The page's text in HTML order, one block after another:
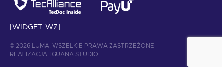
[WIDGET-WZ]
© 2026 LUMA. WSZELKIE PRAWA ZASTRZEŻONE
REALIZACJA: IGUANA STUDIO